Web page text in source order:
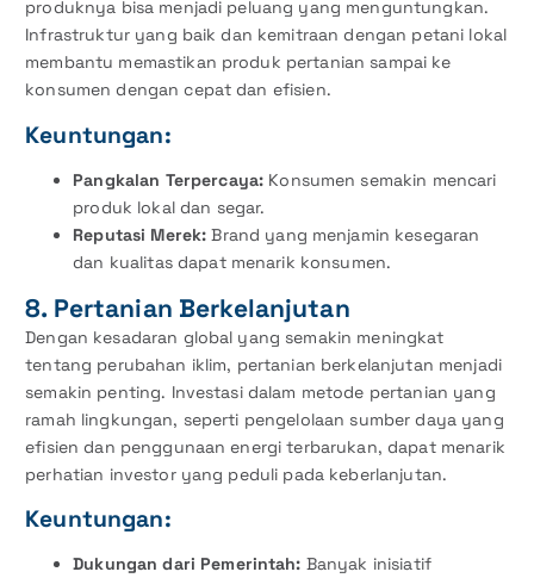
produknya bisa menjadi peluang yang menguntungkan.
Infrastruktur yang baik dan kemitraan dengan petani lokal
membantu memastikan produk pertanian sampai ke
konsumen dengan cepat dan efisien.
Keuntungan:
Pangkalan Terpercaya: Konsumen semakin mencari
produk lokal dan segar.
Reputasi Merek: Brand yang menjamin kesegaran
dan kualitas dapat menarik konsumen.
8. Pertanian Berkelanjutan
Dengan kesadaran global yang semakin meningkat
tentang perubahan iklim, pertanian berkelanjutan menjadi
semakin penting. Investasi dalam metode pertanian yang
ramah lingkungan, seperti pengelolaan sumber daya yang
efisien dan penggunaan energi terbarukan, dapat menarik
perhatian investor yang peduli pada keberlanjutan.
Keuntungan:
Dukungan dari Pemerintah: Banyak inisiatif